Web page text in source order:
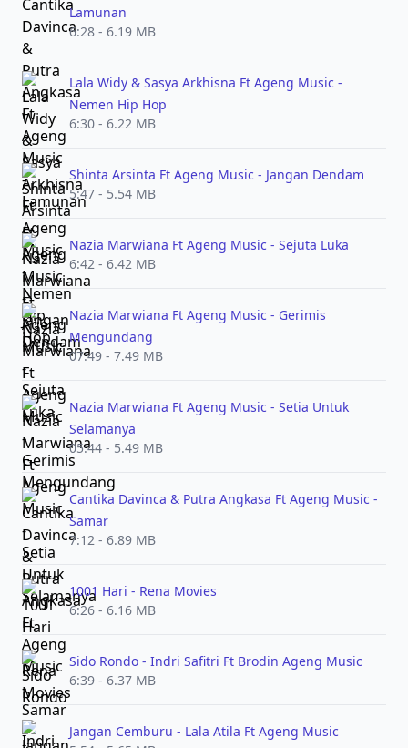
Lamunan
6:28 - 6.19 MB
Lala Widy & Sasya Arkhisna Ft Ageng Music -
Nemen Hip Hop
6:30 - 6.22 MB
Shinta Arsinta Ft Ageng Music - Jangan Dendam
5:47 - 5.54 MB
Nazia Marwiana Ft Ageng Music - Sejuta Luka
6:42 - 6.42 MB
Nazia Marwiana Ft Ageng Music - Gerimis
Mengundang
07:49 - 7.49 MB
Nazia Marwiana Ft Ageng Music - Setia Untuk
Selamanya
05:44 - 5.49 MB
Cantika Davinca & Putra Angkasa Ft Ageng Music -
Samar
7:12 - 6.89 MB
1001 Hari - Rena Movies
6:26 - 6.16 MB
Sido Rondo - Indri Safitri Ft Brodin Ageng Music
6:39 - 6.37 MB
Jangan Cemburu - Lala Atila Ft Ageng Music